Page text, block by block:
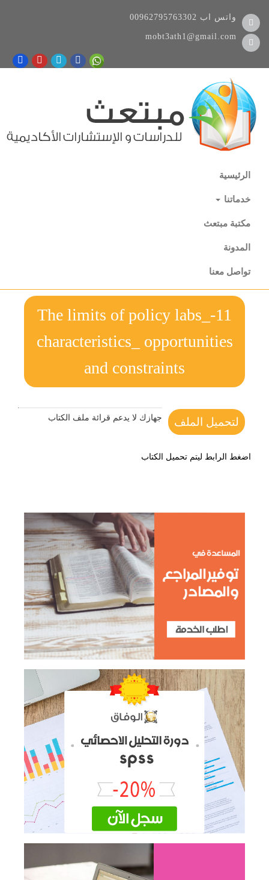
00962795763302 واتس اب
mobt3ath1@gmail.com
الرئيسية
خدماتنا
مكتبة مبتعث
المدونة
تواصل معنا
11-The limits of policy labs_
characteristics_ opportunities
and constraints
لتحميل الملف جهازك لا يدعم قرائة ملف الكتاب
اضغط الرابط ليتم تحميل الكتاب